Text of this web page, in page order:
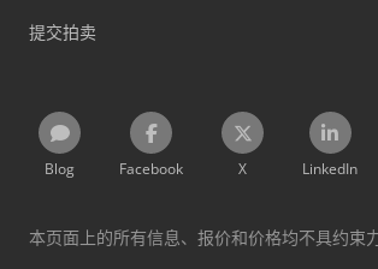
提交拍卖
Blog Facebook X LinkedIn
本页面上的所有信息、报价和价格均不具约束